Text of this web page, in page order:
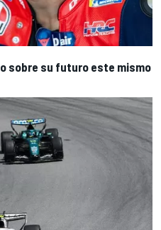
sobre su futuro este mismo